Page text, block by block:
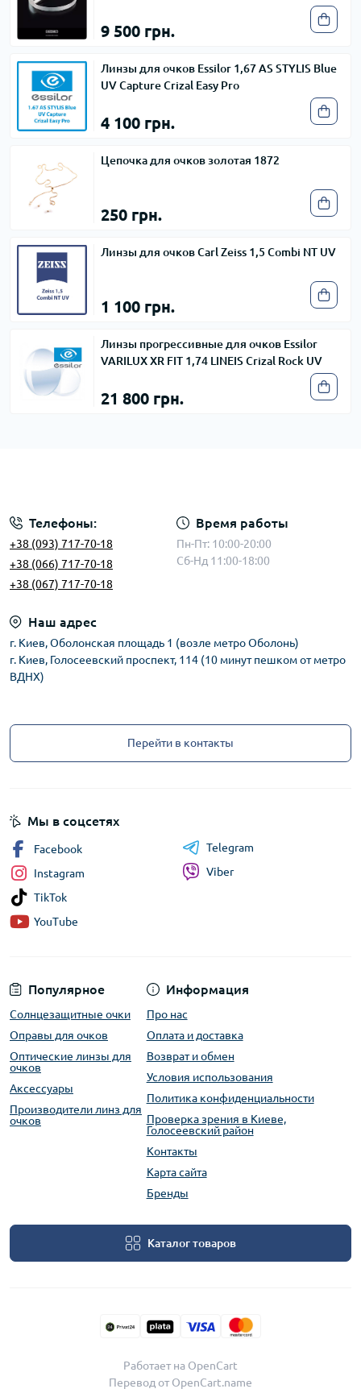
9 500 грн.
Линзы для очков Essilor 1,67 AS STYLIS Blue
UV Capture Crizal Easy Pro
4 100 грн.
Цепочка для очков золотая 1872
250 грн.
Линзы для очков Carl Zeiss 1,5 Combi NT UV
1 100 грн.
Линзы прогрессивные для очков Essilor
VARILUX XR FIT 1,74 LINEIS Crizal Rock UV
21 800 грн.
Телефоны:
+38 (093) 717-70-18
+38 (066) 717-70-18
+38 (067) 717-70-18
Время работы
Пн-Пт: 10:00-20:00
Сб-Нд 11:00-18:00
Наш адрес
г. Киев, Оболонская площадь 1 (возле метро Оболонь)
г. Киев, Голосеевский проспект, 114 (10 минут пешком от метро
ВДНХ)
Перейти в контакты
Популярное
Солнцезащитные очки
Оправы для очков
Оптические линзы для
очков
Аксессуары
Производители линз для
очков
Информация
Про нас
Оплата и доставка
Возврат и обмен
Условия использования
Политика конфиденциальности
Проверка зрения в Киеве,
Голосеевский район
Контакты
Карта сайта
Бренды
Каталог товаров
Мы в соцсетях
Facebook
Instagram
TikTok
YouTube
Telegram
Viber
Работает на OpenCart
Перевод отOpenCart.name